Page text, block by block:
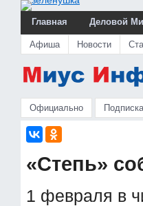
Главная Деловой
Афиша Новости
Официально
«Степь»
1 февраля в